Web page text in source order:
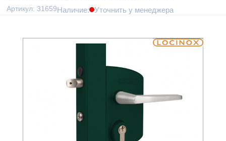
Артикул: 31659Наличие: Уточнить у менеджера